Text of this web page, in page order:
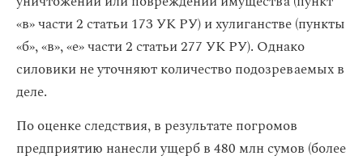
«в» части 2 статьи 173 УК РУ) и хулиганстве (пункты
«б», «в», «е» части 2 статьи 277 УК РУ). Однако
силовики не уточняют количество подозреваемых в
деле.
По оценке следствия, в результате погромов
предприятию нанесли ущерб в 480 млн сумов (более